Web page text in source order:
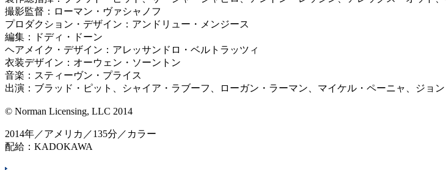
撮影監督：ローマン・ヴァシャノフ
プロダクション・デザイン：アンドリュー・メンジース
編集：ドディ・ドーン
ヘアメイク・デザイン：アレッサンドロ・ベルトラッツィ
衣装デザイン：オーウェン・ソーントン
音楽：スティーヴン・プライス
出演：ブラッド・ピット、シャイア・ラブーフ、ローガン・ラーマン、マイケル・ペーニャ、ジョ
© Norman Licensing, LLC 2014
2014年／アメリカ／135分／カラー
配給：KADOKAWA